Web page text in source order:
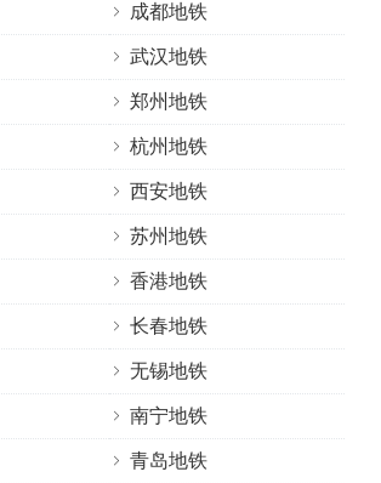
成都地铁
武汉地铁
郑州地铁
杭州地铁
西安地铁
苏州地铁
香港地铁
长春地铁
无锡地铁
南宁地铁
青岛地铁